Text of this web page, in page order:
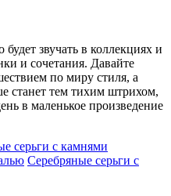
звучать в коллекциях и
и сочетания. Давайте
по миру стиля, а
станет тем тихим штрихом,
в маленькое произведение
серьги с камнями
Серебряные серьги с